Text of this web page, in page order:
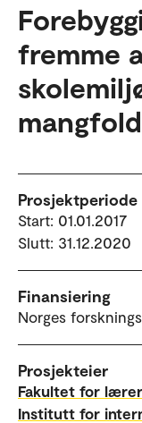
fremme
Prosjektperiode
Start: 01.01.2017
Slutt: 31.12.2020
Finansiering
Norges
Prosjekteier
Fakultet for
Institutt for